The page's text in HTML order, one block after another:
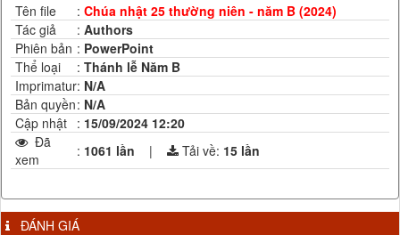
Tên file : Chúa nhật 25 thường niên - năm B (2024)
Tác giả
: Authors
Phiên bản : PowerPoint
Thể loại
: Thánh lễ Năm B
Imprimatur: N/A
Bản quyền: N/A
Cập nhật : 15/09/2024 12:20
Đã
xem
: 1061 lần | Tải về: 15 lần
ĐÁNH GIÁ